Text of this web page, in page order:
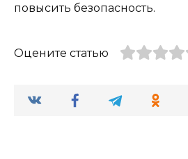
повысить безопасность.
Оцените статью